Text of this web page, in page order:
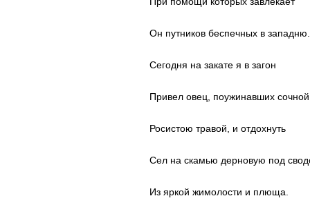
Он путников беспечных в западню.
Сегодня на закате я в загон
Привел овец, поужинавших сочной
Росистою травой, и отдохнуть
Сел на скамью дерновую под
Из яркой жимолости и плюща.